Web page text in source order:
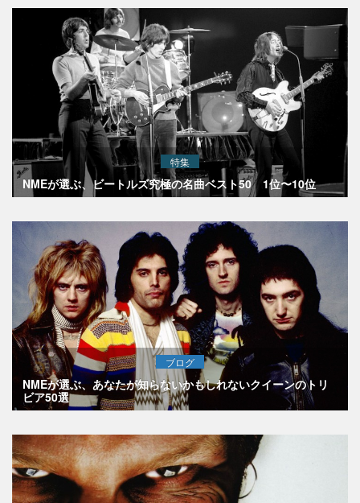
特集
NMEが選ぶ、ビートルズ究極の名曲ベスト50 1位〜10位
ブログ
NMEが選ぶ、あなたが知らないかもしれないクイーンのトリ
ビア50選